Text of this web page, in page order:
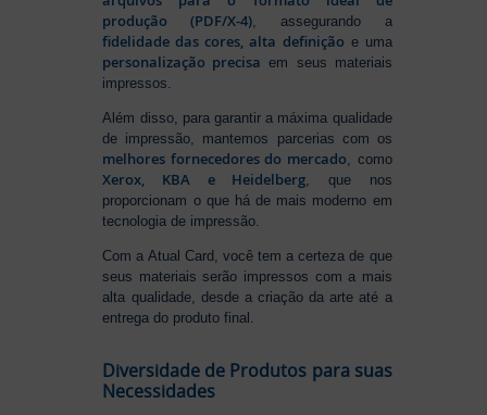
produção (PDF/X-4), assegurando a
fidelidade das cores, alta definição e uma
personalização precisa em seus materiais
impressos.
Além disso, para garantir a máxima qualidade
de impressão, mantemos parcerias com os
melhores fornecedores do mercado, como
Xerox, KBA e Heidelberg, que nos
proporcionam o que há de mais moderno em
tecnologia de impressão.
Com a Atual Card, você tem a certeza de que
seus materiais serão impressos com a mais
alta qualidade, desde a criação da arte até a
entrega do produto final.
Diversidade de Produtos para suas
Necessidades